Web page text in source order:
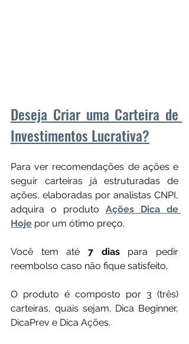
Deseja Criar uma Carteira de
Investimentos Lucrativa?
Para ver recomendações de ações e
seguir carteiras já estruturadas de
ações, elaboradas por analistas CNPI,
adquira o produto Ações Dica de
Hoje por um ótimo preço.
Você tem até 7 dias para pedir
reembolso caso não fique satisfeito.
O produto é composto por 3 (três)
carteiras, quais sejam, Dica Beginner,
DicaPrev e Dica Ações.